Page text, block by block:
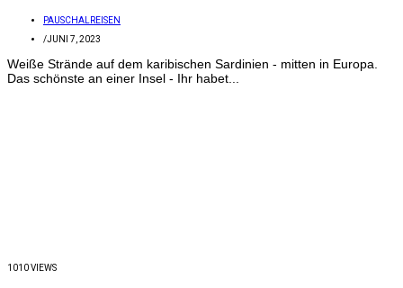
PAUSCHALREISEN
/JUNI 7, 2023
Weiße Strände auf dem karibischen Sardinien - mitten in Europa.
Das schönste an einer Insel - Ihr habet...
1010 VIEWS